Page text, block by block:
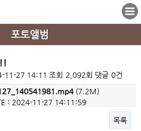
포토앨범
11-27 14:11 조회 2,092회 댓글 0건
(7.2M)
: 2024-11-27 14:11:59
목록